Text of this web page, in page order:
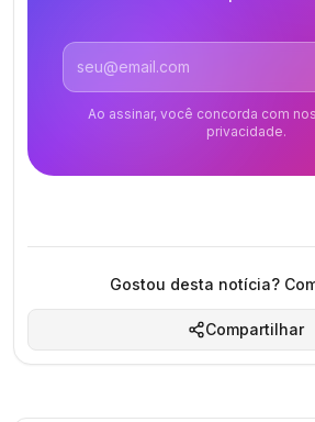
Endereço de email
Ao assinar, você concorda com
privacidade.
Gostou desta notícia?
Compartilhar